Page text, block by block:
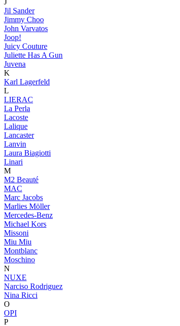
J
Jil Sander
Jimmy Choo
John Varvatos
Joop!
Juicy Couture
Juliette Has A Gun
Juvena
K
Karl Lagerfeld
L
LIERAC
La Perla
Lacoste
Lalique
Lancaster
Lanvin
Laura Biagiotti
Linari
M
M2 Beauté
MAC
Marc Jacobs
Marlies Möller
Mercedes-Benz
Michael Kors
Missoni
Miu Miu
Montblanc
Moschino
N
NUXE
Narciso Rodriguez
Nina Ricci
O
OPI
P